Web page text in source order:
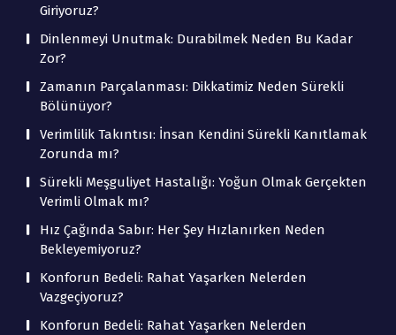
Giriyoruz?
Dinlenmeyi Unutmak: Durabilmek Neden Bu Kadar
Zor?
Zamanın Parçalanması: Dikkatimiz Neden Sürekli
Bölünüyor?
Verimlilik Takıntısı: İnsan Kendini Sürekli Kanıtlamak
Zorunda mı?
Sürekli Meşguliyet Hastalığı: Yoğun Olmak Gerçekten
Verimli Olmak mı?
Hız Çağında Sabır: Her Şey Hızlanırken Neden
Bekleyemiyoruz?
Konforun Bedeli: Rahat Yaşarken Nelerden
Vazgeçiyoruz?
Konforun Bedeli: Rahat Yaşarken Nelerden